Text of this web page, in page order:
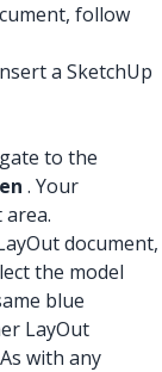
follow
a SketchUp
to the
. Your
document,
the model
blue
LayOut
with any